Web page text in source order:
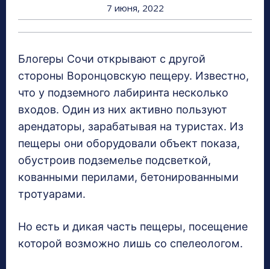
7 июня, 2022
Блогеры Сочи открывают с другой
стороны Воронцовскую пещеру. Известно,
что у подземного лабиринта несколько
входов. Один из них активно пользуют
арендаторы, зарабатывая на туристах. Из
пещеры они оборудовали объект показа,
обустроив подземелье подсветкой,
кованными перилами, бетонированными
тротуарами.
Но есть и дикая часть пещеры, посещение
которой возможно лишь со спелеологом.